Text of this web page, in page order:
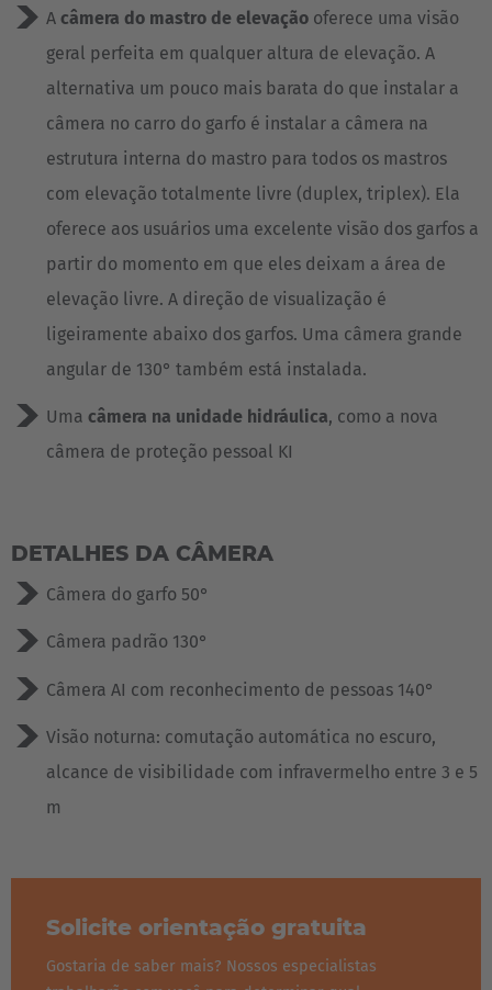
A câmera do mastro de elevação oferece uma visão
geral perfeita em qualquer altura de elevação. A
alternativa um pouco mais barata do que instalar a
câmera no carro do garfo é instalar a câmera na
estrutura interna do mastro para todos os mastros
com elevação totalmente livre (duplex, triplex). Ela
oferece aos usuários uma excelente visão dos garfos a
partir do momento em que eles deixam a área de
elevação livre. A direção de visualização é
ligeiramente abaixo dos garfos. Uma câmera grande
angular de 130° também está instalada.
Uma câmera na unidade hidráulica, como a nova
câmera de proteção pessoal KI
DETALHES DA CÂMERA
Câmera do garfo 50°
Câmera padrão 130°
Câmera AI com reconhecimento de pessoas 140°
Visão noturna: comutação automática no escuro,
alcance de visibilidade com infravermelho entre 3 e 5
m
Solicite orientação gratuita
Gostaria de saber mais? Nossos especialistas